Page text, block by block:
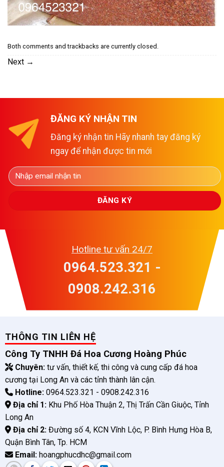
Both comments and trackbacks are currently closed.
Next →
ĐĂNG KÝ NHẬN TIN
Đăng ký nhận tin Hãy nhanh tay đăng ký
ngay để nhận được tin mới
Hotline tư vấn 24/7
0964.523.321 -
0908.242.316
THÔNG TIN LIÊN HỆ
Công Ty TNHH Đá Hoa Cương Hoàng Phúc
Chuyên:tư vấn, thiết kế, thi công và cung cấp đá hoa
cương tại Long An và các tỉnh thành lân cận.
Hotline:0964.523.321 - 0908.242.316
Địa chỉ 1:Khu Phố Hòa Thuận 2, Thị Trấn Cần Giuộc, Tỉnh
Long An
Địa chỉ 2:Đường số 4, KCN Vĩnh Lộc, P. Bình Hưng Hòa B,
Quận Bình Tân, Tp. HCM
Email:hoangphucdhc@gmail.com